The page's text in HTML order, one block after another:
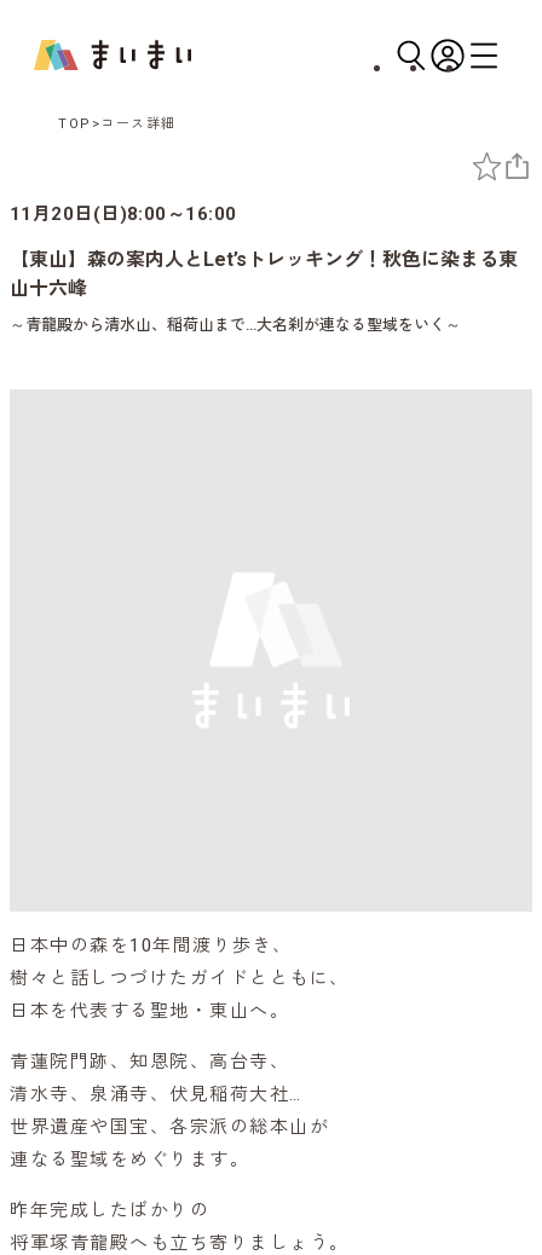
TOP コース詳細
11月20日(日)8:00～16:00
【東山】森の案内人とLet’sトレッキング！秋色に染まる東
山十六峰
～青龍殿から清水山、稲荷山まで…大名刹が連なる聖域をいく～
日本中の森を10年間渡り歩き、
樹々と話しつづけたガイドとともに、
日本を代表する聖地・東山へ。
青蓮院門跡、知恩院、高台寺、
清水寺、泉涌寺、伏見稲荷大社…
世界遺産や国宝、各宗派の総本山が
連なる聖域をめぐります。
昨年完成したばかりの
将軍塚青龍殿へも立ち寄りましょう。